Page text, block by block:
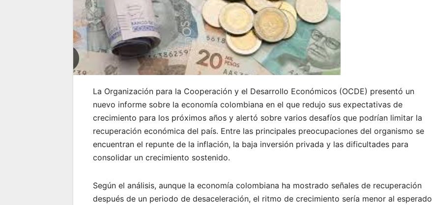
La Organización para la Cooperación y el Desarrollo Económicos (OCDE) presentó un
nuevo informe sobre la economía colombiana en el que redujo sus expectativas de
crecimiento para los próximos años y alertó sobre varios desafíos que podrían limitar la
recuperación económica del país. Entre las principales preocupaciones del organismo se
encuentran el repunte de la inflación, la baja inversión privada y las dificultades para
consolidar un crecimiento sostenido.
Según el análisis, aunque la economía colombiana ha mostrado señales de recuperación
después de un periodo de desaceleración, el ritmo de crecimiento sería menor al esperado